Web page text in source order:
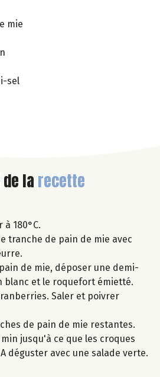
mie
sel
de la recette
180°C.
tranche de pain de mie avec
de mie, déposer une demi-
blanc et le roquefort émietté.
Saler et poivrer
de pain de mie restantes.
jusqu'à ce que les croques
déguster avec une salade verte.